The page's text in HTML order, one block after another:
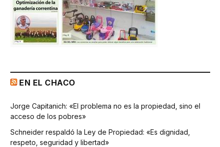
EN EL CHACO
Jorge Capitanich: «El problema no es la propiedad, sino el
acceso de los pobres»
Schneider respaldó la Ley de Propiedad: «Es dignidad,
respeto, seguridad y libertad»